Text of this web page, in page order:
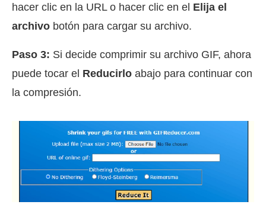
hacer clic en la URL o hacer clic en el Elija el
archivo botón para cargar su archivo.
Paso 3: Si decide comprimir su archivo GIF, ahora
puede tocar el Reducirlo abajo para continuar con
la compresión.